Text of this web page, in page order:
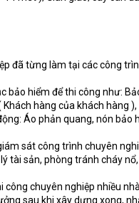
đã từng làm tại các công
bảo hiểm để thi công như:
hàng của khách hàng
Áo phản quang, nón bảo
sát công trình chuyên
tài sản, phòng tránh cháy nổ,
chuyên nghiệp nhiều
sau khi xây dựng xong,